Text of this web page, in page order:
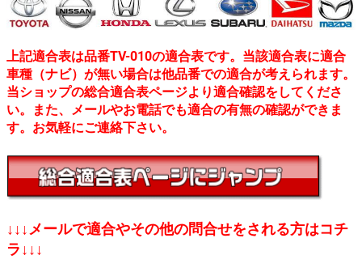
上記適合表は品番TV-010の適合表です。当該適合表に適合
車種（ナビ）が無い場合は他品番での適合が考えられます。
当ショップの総合適合表ページより適合確認をしてくださ
い。また、メールやお電話でも適合の有無の確認ができま
す。お気軽にご連絡下さい。
↓↓↓メールで適合やその他の問合せをされる方はコチ
ラ↓↓↓